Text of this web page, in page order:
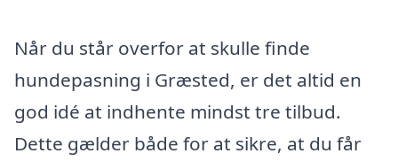
Når du står overfor at skulle finde
hundepasning i Græsted, er det altid en
god idé at indhente mindst tre tilbud.
Dette gælder både for at sikre, at du får